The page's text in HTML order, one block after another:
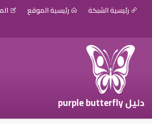
رئيسية الشبكة رئيسية الموقع
دليل purple butterfly